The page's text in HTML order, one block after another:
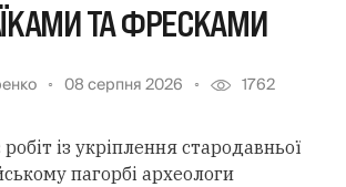
ТА ФРЕСКАМИ
08 серпня 2026 1762
із укріплення стародавньої
пагорбі археологи